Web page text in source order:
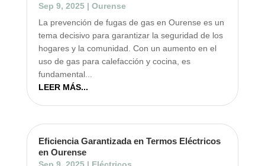
Sep 9, 2025| Ourense
La prevención de fugas de gas en Ourense es un
tema decisivo para garantizar la seguridad de los
hogares y la comunidad. Con un aumento en el
uso de gas para calefacción y cocina, es
fundamental...
LEER MÁS...
Eficiencia Garantizada en Termos Eléctricos
en Ourense
Sep 9, 2025| Eléctricos